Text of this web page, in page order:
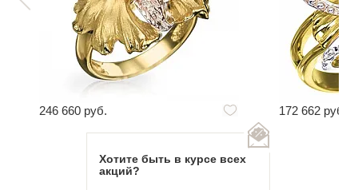
246 660 руб. 172 662 руб.
Хотите быть в курсе всех
акций?